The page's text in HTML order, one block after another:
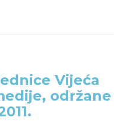
Vijeća
održane